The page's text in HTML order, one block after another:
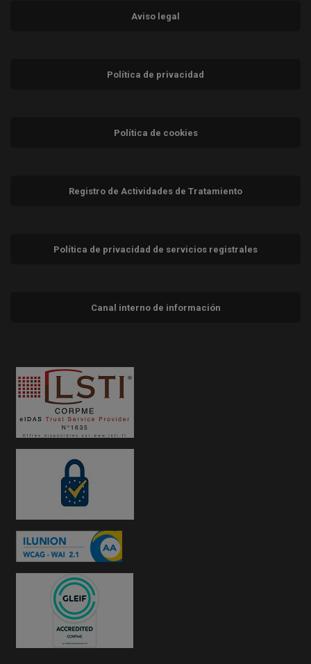
Aviso legal
Política de privacidad
Política de cookies
Registro de Actividades de Tratamiento
Política de privacidad de servicios registrales
Canal interno de información